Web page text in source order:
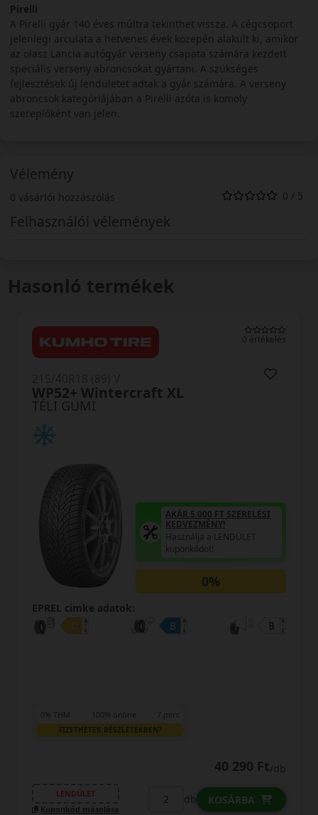
Pirelli
A Pirelli gyár 140 éves múltra tekinthet vissza. A cégcsoport
jelenlegi arculata a hetvenes évek közepén alakult ki, amikor
az olasz Lancia autógyár verseny csapata számára kezdett
speciális verseny abroncsokat gyártani. A szükséges
fejlesztések új lendületet adtak a gyár számára. A verseny
abroncsok kategóriájában a Pirelli azóta is komoly
szereplőként van jelen.
Vélemény
0 vásárlói hozzászólás 0 / 5
Felhasználói vélemények
Hasonló termékek
0 értékelés
TÉLI GUMI
WP52+ Wintercraft XL
AKÁR 5.000 FT SZERELÉSI
KEDVEZMÉNY!
Használja a LENDÜLET
kuponkódot!
0%
EPREL cimke adatok:
0% THM 100% online 7 perc
FIZETHETEK RÉSZLETEKBEN?
40 290 Ft/db
LENDÜLET
Kuponkód másolása
db KOSÁRBA